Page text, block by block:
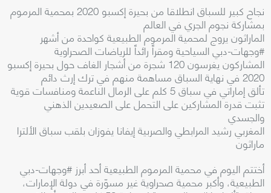
نجاح كبير للسباق انطلاقا من بحيرة إكسبو 2020 بمحمية المرموم
بمشاركة نجوم الجري في العالم
الماراثون يروج لمحمية المرموم الطبيعية كواحدة من أشهر
#وجهات-دبي السياحية ومقراً رائداً للرياضات الصحراوية
المشاركون يغرسون 120 شجرة من أشجار الغاف حول بحيرة إكسبو
2020 في نهاية السباق مساهمة منهم في ترك إرث دائم
تألق إماراتي في سباق 5 كلم على الرمال الناعمة ومنافسات قوية
تثبت قدرة المشاركين على التحمل على الصعيدين الذهني
والجسدي
المغربي رشيد المرابطي والصربية إيفانا يفوزان بلقب سباق الألترا
ماراثون
أختتم اليوم في محمية المرموم الطبيعية أحد أبرز #وجهات-دبي
الطبيعية، وأكبر محمية صحراوية غير مسوّرة في دولة الإمارات،